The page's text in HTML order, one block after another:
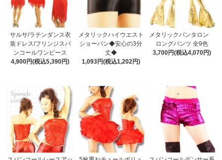
サルサ/ラテンダンス衣
装ドレス/フリンジスパ
ンコールワンピース
4,900円(税込5,390円)
メタリックハイウエスト
ショーパン◆安心の3分
丈◆
1,093円(税込1,202円)
メタリックパンタロン
ロングパンツ 全9色
3,700円(税込4,070円)